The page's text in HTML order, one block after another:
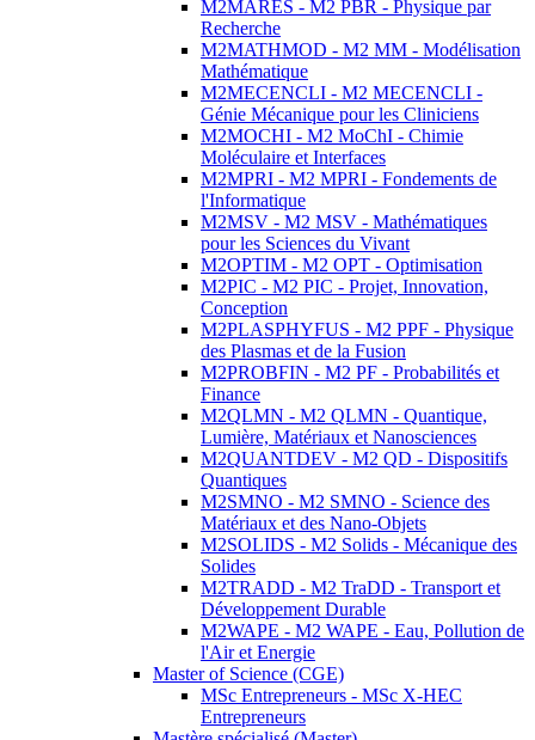
M2MARES - M2 PBR - Physique par
Recherche
M2MATHMOD - M2 MM - Modélisation
Mathématique
M2MECENCLI - M2 MECENCLI -
Génie Mécanique pour les Cliniciens
M2MOCHI - M2 MoChI - Chimie
Moléculaire et Interfaces
M2MPRI - M2 MPRI - Fondements de
l'Informatique
M2MSV - M2 MSV - Mathématiques
pour les Sciences du Vivant
M2OPTIM - M2 OPT - Optimisation
M2PIC - M2 PIC - Projet, Innovation,
Conception
M2PLASPHYFUS - M2 PPF - Physique
des Plasmas et de la Fusion
M2PROBFIN - M2 PF - Probabilités et
Finance
M2QLMN - M2 QLMN - Quantique,
Lumière, Matériaux et Nanosciences
M2QUANTDEV - M2 QD - Dispositifs
Quantiques
M2SMNO - M2 SMNO - Science des
Matériaux et des Nano-Objets
M2SOLIDS - M2 Solids - Mécanique des
Solides
M2TRADD - M2 TraDD - Transport et
Développement Durable
M2WAPE - M2 WAPE - Eau, Pollution de
l'Air et Energie
Master of Science (CGE)
MSc Entrepreneurs - MSc X-HEC
Entrepreneurs